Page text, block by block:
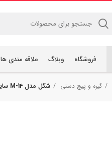
فروشگاه وبلاگ علاقه مندی ها
گیره و پیچ دستی شگل مدل M-14 سایز 14 میلی‌متر بسته 4 عددی